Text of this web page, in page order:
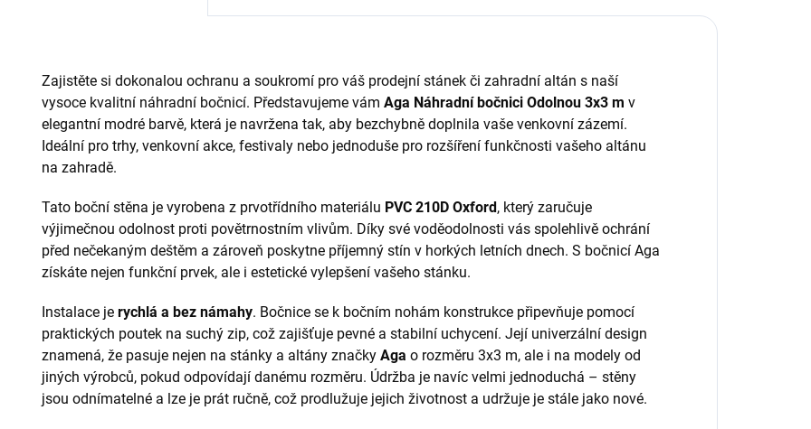
Zajistěte si dokonalou ochranu a soukromí pro váš prodejní stánek či zahradní altán s naší
vysoce kvalitní náhradní bočnicí. Představujeme vám Aga Náhradní bočnici Odolnou 3x3 m v
elegantní modré barvě, která je navržena tak, aby bezchybně doplnila vaše venkovní zázemí.
Ideální pro trhy, venkovní akce, festivaly nebo jednoduše pro rozšíření funkčnosti vašeho altánu
na zahradě.
Tato boční stěna je vyrobena z prvotřídního materiálu PVC 210D Oxford, který zaručuje
výjimečnou odolnost proti povětrnostním vlivům. Díky své voděodolnosti vás spolehlivě ochrání
před nečekaným deštěm a zároveň poskytne příjemný stín v horkých letních dnech. S bočnicí Aga
získáte nejen funkční prvek, ale i estetické vylepšení vašeho stánku.
Instalace je rychlá a bez námahy. Bočnice se k bočním nohám konstrukce připevňuje pomocí
praktických poutek na suchý zip, což zajišťuje pevné a stabilní uchycení. Její univerzální design
znamená, že pasuje nejen na stánky a altány značky Aga o rozměru 3x3 m, ale i na modely od
jiných výrobců, pokud odpovídají danému rozměru. Údržba je navíc velmi jednoduchá – stěny
jsou odnímatelné a lze je prát ručně, což prodlužuje jejich životnost a udržuje je stále jako nové.